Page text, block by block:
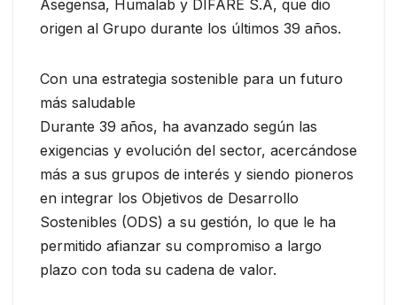
Asegensa, Humalab y DIFARE S.A, que dio
origen al Grupo durante los últimos 39 años.
Con una estrategia sostenible para un futuro
más saludable
Durante 39 años, ha avanzado según las
exigencias y evolución del sector, acercándose
más a sus grupos de interés y siendo pioneros
en integrar los Objetivos de Desarrollo
Sostenibles (ODS) a su gestión, lo que le ha
permitido afianzar su compromiso a largo
plazo con toda su cadena de valor.